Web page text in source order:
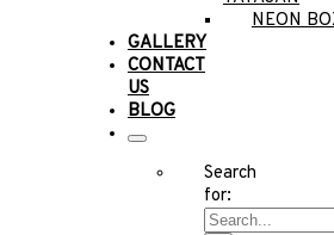
NEON
GALLERY
CONTACT
US
BLOG
Search
for: